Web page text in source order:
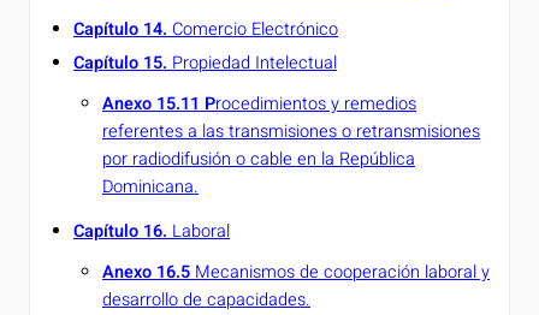
Capítulo 14. Comercio Electrónico
Capítulo 15.Propiedad Intelectual
Anexo 15.11 Procedimientos y remedios
referentes a las transmisiones o retransmisiones
por radiodifusión o cable en la República
Dominicana.
Capítulo 16. Laboral
Anexo 16.5 Mecanismos de cooperación laboral y
desarrollo de capacidades.